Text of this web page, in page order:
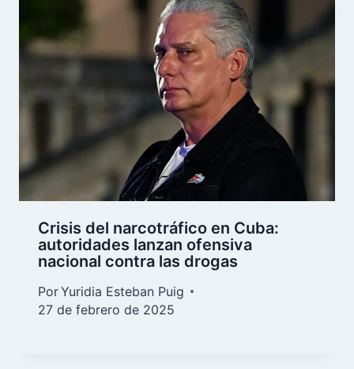
Crisis del narcotráfico en Cuba:
autoridades lanzan ofensiva
nacional contra las drogas
PorYuridia Esteban Puig
27 de febrero de 2025